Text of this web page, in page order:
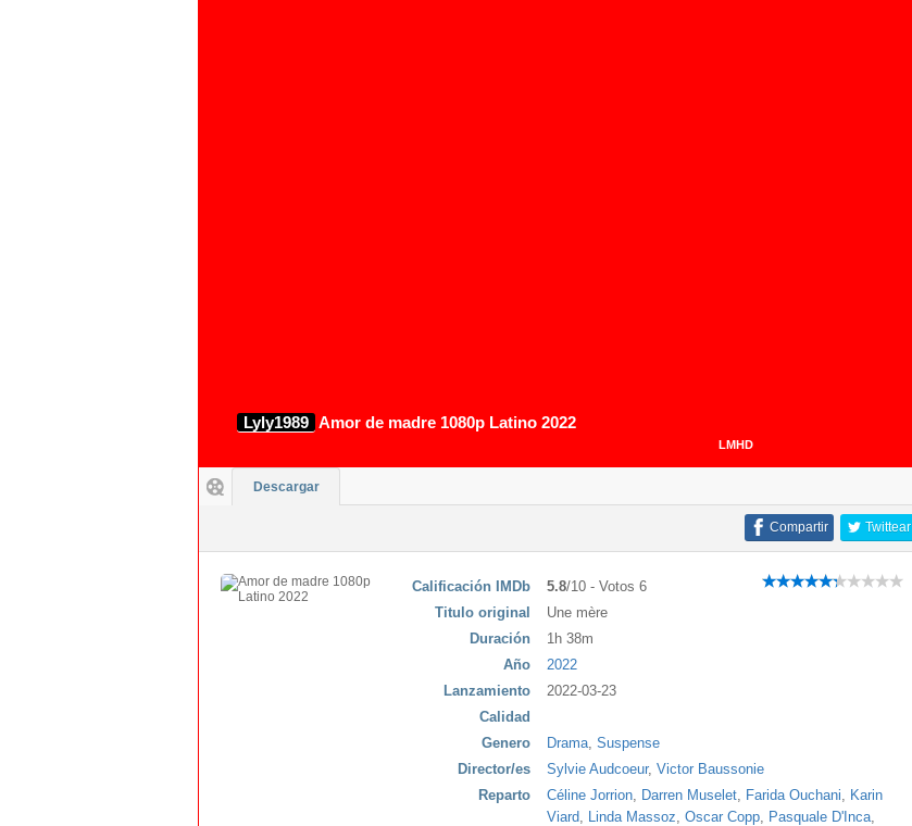
Lyly1989 Amor de madre 1080p Latino 2022
LMHD
Descargar
Twittear
Compartir
Calificación IMDb 5.8/10 - Votos 6
Titulo original
Une mère
Duración
1h 38m
Año
2022
Lanzamiento
2022-03-23
Calidad
Genero
Drama, Suspense
Director/es
Sylvie Audcoeur, Victor Baussonie
Reparto
Céline Jorrion, Darren Muselet, Farida Ouchani, Karin
Viard, Linda Massoz, Oscar Copp, Pasquale D'Inca,